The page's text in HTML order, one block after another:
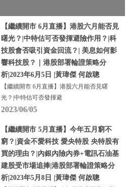
【繼續開市 6月直播】港股六月能否見
曙光？|中特估可否發揮避險作用？|科
技股會否吸引資金回流？| 美息如何影
響科技股？｜港股部署輪證策略分
析|2023年6月5日 |黃瑋傑 何啟聰
【繼續開市 6月直播】港股六月能否見曙
光？|中特估可否發揮避
2023/06/05
【繼續開市 5月直播】今年五月窮不
窮？|資金不愛科技 愛央特股 央特股有
買的理由？|內銀內險內券+電訊石油基
建股受市場追捧|港股部署輪證策略分
析|2023年5月8日 |黃瑋傑 何啟聰